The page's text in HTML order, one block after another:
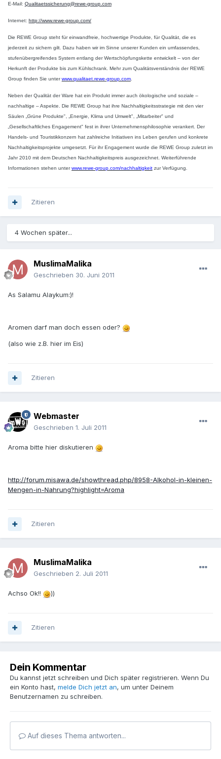
E-Mail: Qualitaetssicherung@rewe-group.com
Internet: http://www.rewe-group.com/
Die REWE Group steht für einwandfreie, hochwertige Produkte, für Qualität, die es
jederzeit zu sichern gilt. Dazu haben wir im Sinne unserer Kunden ein umfassendes,
stufenübergreifendes System entlang der Wertschöpfungskette entwickelt – von der
Herkunft der Produkte bis zum Kühlschrank. Mehr zum Qualitätsverständnis der REWE
Group finden Sie unterwww.qualitaet.rewe-group.com.
Neben der Qualität der Ware hat ein Produkt immer auch ökologische und soziale –
nachhaltige – Aspekte. Die REWE Group hat ihre Nachhaltigkeitsstrategie mit den vier
Säulen „Grüne Produkte", „Energie, Klima und Umwelt", „Mitarbeiter" und
„Gesellschaftliches Engagement" fest in ihrer Unternehmensphilosophie verankert. Der
Handels- und Touristikkonzern hat zahlreiche Initiativen ins Leben gerufen und konkrete
Nachhaltigkeitsprojekte umgesetzt. Für ihr Engagement wurde die REWE Group zuletzt im
Jahr 2010 mit dem Deutschen Nachhaltigkeitspreis ausgezeichnet. Weiterführende
Informationen stehen unterwww.rewe-group.com/nachhaltigkeit zur Verfügung.
Zitieren
4 Wochen später...
MuslimaMalika
Geschrieben 30. Juni 2011
As Salamu Alaykum:)!
Aromen darf man doch essen oder?
(also wie z.B. hier im Eis)
Zitieren
Webmaster
Geschrieben 1. Juli 2011
Aroma bitte hier diskutieren
http://forum.misawa.de/showthread.php/8958-Alkohol-in-kleinen-
Mengen-in-Nahrung?highlight=Aroma
Zitieren
MuslimaMalika
Geschrieben 2. Juli 2011
Achso Ok!! ))
Zitieren
Dein Kommentar
Du kannst jetzt schreiben und Dich später registrieren. Wenn Du
ein Konto hast, melde Dich jetzt an, um unter Deinem
Benutzernamen zu schreiben.
Auf dieses Thema antworten...